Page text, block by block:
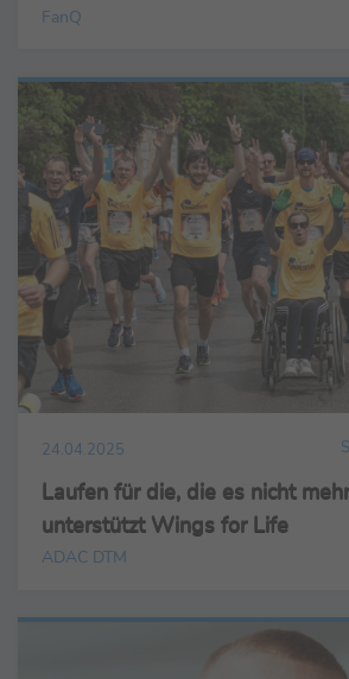
FanQ
24.04.2025
Laufen für die, die es nicht
unterstützt Wings for Life
ADAC DTM